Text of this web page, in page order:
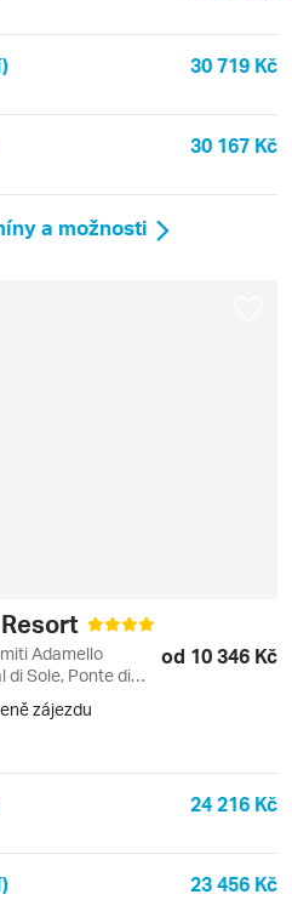
30 719 Kč
30 167 Kč
a možnosti
Adamello
di Sole, Ponte di
od 10 346 Kč
zájezdu
24 216 Kč
23 456 Kč